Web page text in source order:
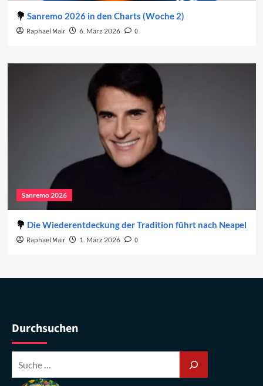
Sanremo 2026 in den Charts (Woche 2)
Raphael Mair 6. März 2026 0
Sanremo 2026
Die Wiederentdeckung der Tradition führt nach Neapel
Raphael Mair 1. März 2026 0
Durchsuchen